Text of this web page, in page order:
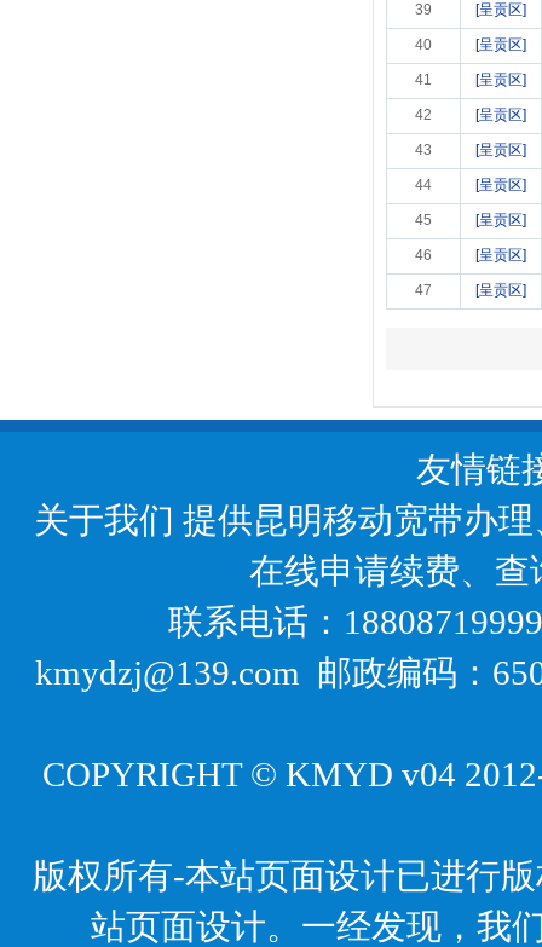
39 [呈贡区]
40 [呈贡区]
41 [呈贡区]
42 [呈贡区]
43 [呈贡区]
44 [呈贡区]
45 [呈贡区]
46 [呈贡区]
47 [呈贡区]
友情链
关于我们 提供昆明移动宽带办
在线申请续费、
联系电话：
kmydzj@139.com 邮政编码：
COPYRIGHT © KMYD v04
版权所有-本站页面设计已进行
站页面设计。一经发现，我